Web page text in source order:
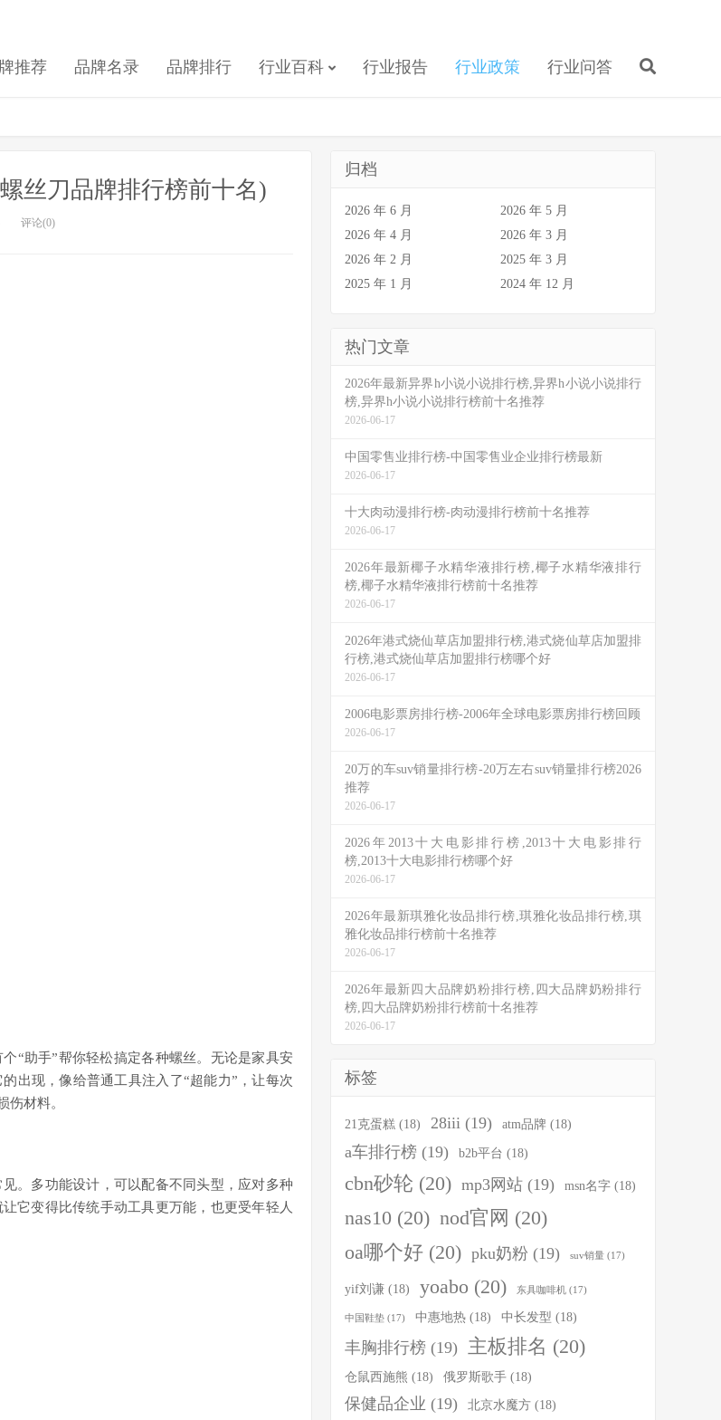
推荐 品牌名录 品牌排行 行业百科 行业报告 行业政策 行业问答
丝刀品牌排行榜前十名)
评论(0)
“助手”帮你轻松搞定各种螺丝。无论是家具安
出现，像给普通工具注入了“超能力”，让每次
伤材料。
。多功能设计，可以配备不同头型，应对多种
它变得比传统手动工具更万能，也更受年轻人
归档
2026 年 6 月
2026 年 5 月
2026 年 4 月
2026 年 3 月
2026 年 2 月
2025 年 3 月
2025 年 1 月
2024 年 12 月
热门文章
2026年最新异界h小说小说排行榜,异界h小说小说排行
榜,异界h小说小说排行榜前十名推荐
2026-06-17
中国零售业排行榜-中国零售业企业排行榜最新
2026-06-17
十大肉动漫排行榜-肉动漫排行榜前十名推荐
2026-06-17
2026年最新椰子水精华液排行榜,椰子水精华液排行
榜,椰子水精华液排行榜前十名推荐
2026-06-17
2026年港式烧仙草店加盟排行榜,港式烧仙草店加盟排
行榜,港式烧仙草店加盟排行榜哪个好
2026-06-17
2006电影票房排行榜-2006年全球电影票房排行榜回顾
2026-06-17
20万的车suv销量排行榜-20万左右suv销量排行榜2026
推荐
2026-06-17
2026年2013十大电影排行榜,2013十大电影排行
榜,2013十大电影排行榜哪个好
2026-06-17
2026年最新琪雅化妆品排行榜,琪雅化妆品排行榜,琪
雅化妆品排行榜前十名推荐
2026-06-17
2026年最新四大品牌奶粉排行榜,四大品牌奶粉排行
榜,四大品牌奶粉排行榜前十名推荐
2026-06-17
标签
21克蛋糕 (18) 28iii (19) atm品牌 (18)
a车排行榜 (19) b2b平台 (18)
cbn砂轮 (20) mp3网站 (19) msn名字 (18)
nas10 (20) nod官网 (20)
oa哪个好 (20) pku奶粉 (19) suv销量 (17)
yif刘谦 (18) yoabo (20) 东具咖啡机 (17)
中国鞋垫 (17) 中惠地热 (18) 中长发型 (18)
丰胸排行榜 (19) 主板排名 (20)
仓鼠西施熊 (18) 俄罗斯歌手 (18)
保健品企业 (19) 北京水魔方 (18)